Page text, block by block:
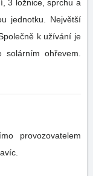
3 ložnice, sprchu a
jednotku. Největší
k užívání je
ohřevem.
provozovatelem